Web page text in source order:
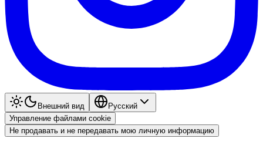
Внешний вид
Pyccкий
Управление файлами cookie
Не продавать и не передавать мою личную информацию